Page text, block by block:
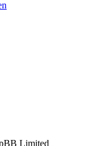
Limited